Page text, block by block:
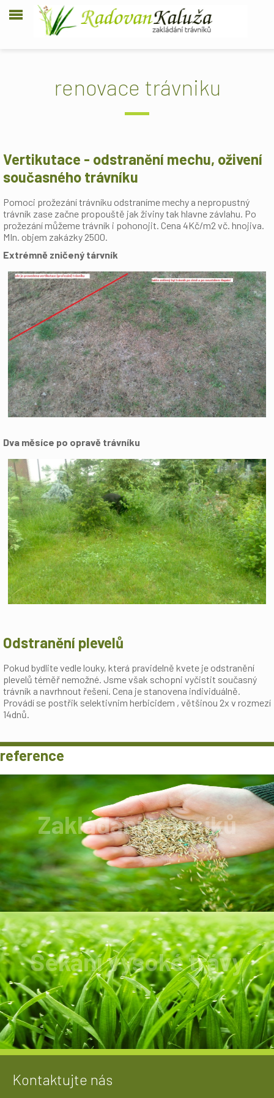
renovace trávniku
Vertikutace - odstranění mechu, oživení
současného trávníku
Pomoci prožezání trávníku odstraníme mechy a nepropustný
trávník zase začne propouště jak živiny tak hlavne závlahu. Po
prožezání můžeme trávník i pohonojit. Cena 4Kč/m2 vč. hnojiva.
MIn. objem zakázky 2500.
Extrémně zničený tárvník
Dva měsíce po opravě trávníku
Odstranění plevelů
Pokud bydlite vedle louky, která pravidelně kvete je odstranění
plevelů téměř nemožné. Jsme však schopni vyčistit současný
trávník a navrhnout řešení. Cena je stanovena individuálně.
Provádí se postřik selektivnim herbicidem , většinou 2x v rozmezí
14dnů.
reference
Zakládání trávníků
Zakládání trávníku provádíme v ceně od 18Kč
do 22Kč /m2.
Sekání vysoké trávy
Trává, nálety s výškou 2metry není problém.
Kontaktujte nás